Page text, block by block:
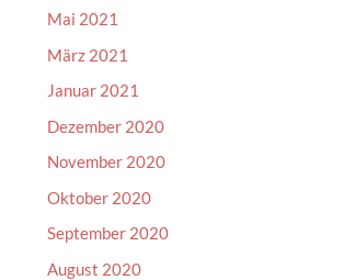
Mai 2021
März 2021
Januar 2021
Dezember 2020
November 2020
Oktober 2020
September 2020
August 2020